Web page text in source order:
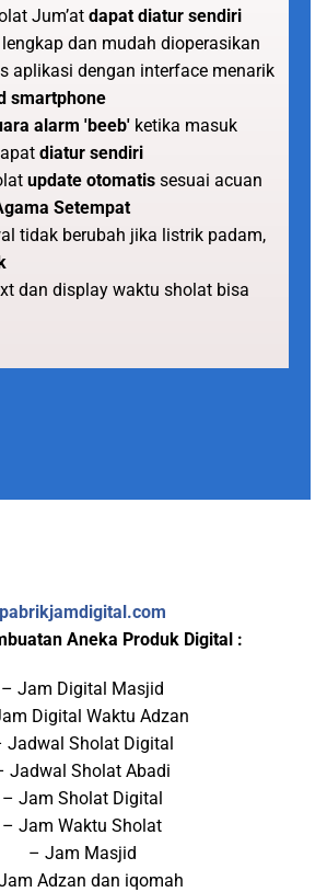
Jum’at dapat diatur sendiri
dan mudah dioperasikan
aplikasi dengan interface menarik
smartphone
alarm 'beeb' ketika masuk
diatur sendiri
update otomatis sesuai acuan
Setempat
tidak berubah jika listrik padam,
dan display waktu sholat bisa
pabrikjamdigital.com
Aneka Produk Digital :
– Jam Digital Masjid
Digital Waktu Adzan
Jadwal Sholat Digital
Jadwal Sholat Abadi
– Jam Sholat Digital
– Jam Waktu Sholat
– Jam Masjid
Adzan dan iqomah